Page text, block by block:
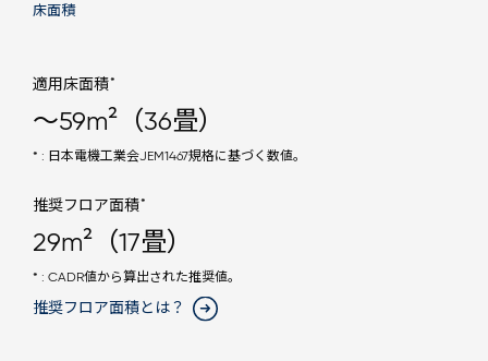
床面積
適用床面積*
～59m²（36畳）
* : 日本電機工業会JEM1467規格に基づく数値。
推奨フロア面積*
29m²（17畳）
* : CADR値から算出された推奨値。
推奨フロア面積とは？